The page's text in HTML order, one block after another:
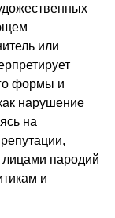
или
формы и
нарушение
на
лицами пародий
и